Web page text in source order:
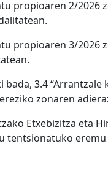
propioaren 2/2026
propioaren 3/2026
3.4 “Arrantzale
zonaren
Etxebizitza eta
tentsionatuko